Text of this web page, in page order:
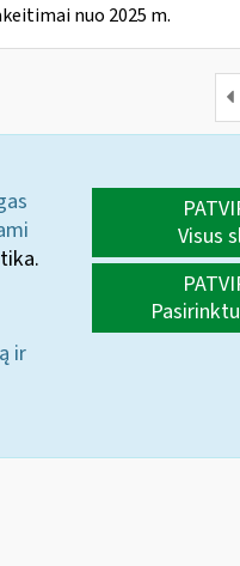
nuo 2025 m.
ir
Visus